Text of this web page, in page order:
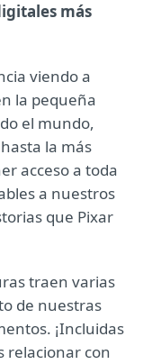
más
viendo a
la pequeña
el mundo,
la más
acceso a toda
a nuestros
que Pixar
traen varias
de nuestras
¡Incluidas
relacionar con